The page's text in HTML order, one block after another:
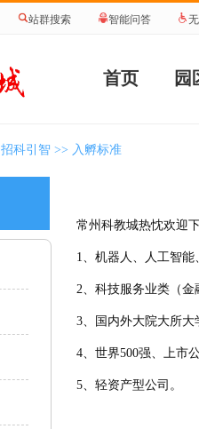
站群搜索 智能问答
首页 园
招科引智 >> 入孵标准
常州科教城热忱欢迎
1、机器人、人工智
2、科技服务业类（
3、国内外大院大所大
4、世界500强、上市
5、轻资产型公司。